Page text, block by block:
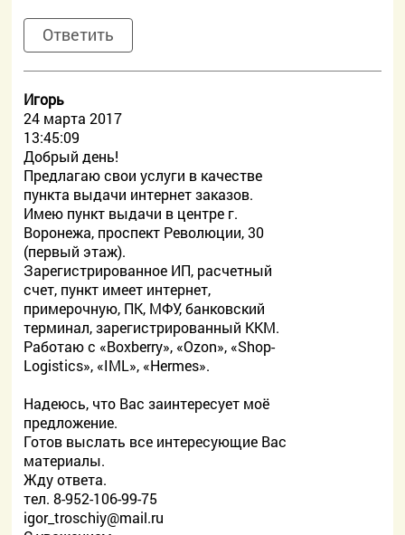
Ответить
Игорь
24 марта 2017
13:45:09
Добрый день!
Предлагаю свои услуги в качестве
пункта выдачи интернет заказов.
Имею пункт выдачи в центре г.
Воронежа, проспект Революции, 30
(первый этаж).
Зарегистрированное ИП, расчетный
счет, пункт имеет интернет,
примерочную, ПК, МФУ, банковский
терминал, зарегистрированный ККМ.
Работаю с «Boxberry», «Ozon», «Shop-
Logistics», «IML», «Hermes».
Надеюсь, что Вас заинтересует моё
предложение.
Готов выслать все интересующие Вас
материалы.
Жду ответа.
тел. 8-952-106-99-75
igor_troschiy@mail.ru